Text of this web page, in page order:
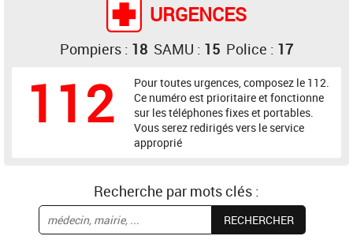
URGENCES
Pompiers : 18 SAMU : 15 Police : 17
112
Pour toutes urgences, composez le 112.
Ce numéro est prioritaire et fonctionne
sur les téléphones fixes et portables.
Vous serez redirigés vers le service
approprié
Recherche par mots clés :